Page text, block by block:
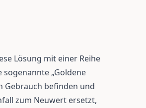
Lösung mit einer Reihe
„Goldene
Gebrauch befinden und
zum Neuwert ersetzt,